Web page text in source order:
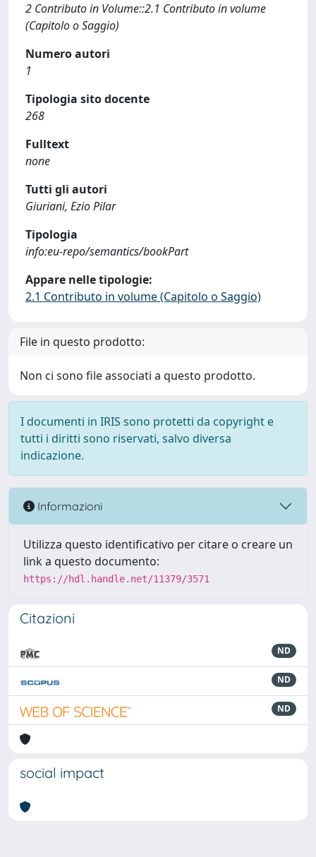
2 Contributo in Volume::2.1 Contributo in volume
(Capitolo o Saggio)
Numero autori
1
Tipologia sito docente
268
Fulltext
none
Tutti gli autori
Giuriani, Ezio Pilar
Tipologia
info:eu-repo/semantics/bookPart
Appare nelle tipologie:
2.1 Contributo in volume (Capitolo o Saggio)
File in questo prodotto:
Non ci sono file associati a questo prodotto.
I documenti in IRIS sono protetti da copyright e
tutti i diritti sono riservati, salvo diversa
indicazione.
Informazioni
Utilizza questo identificativo per citare o creare un
link a questo documento:
https://hdl.handle.net/11379/3571
Citazioni
ND
ND
ND
social impact